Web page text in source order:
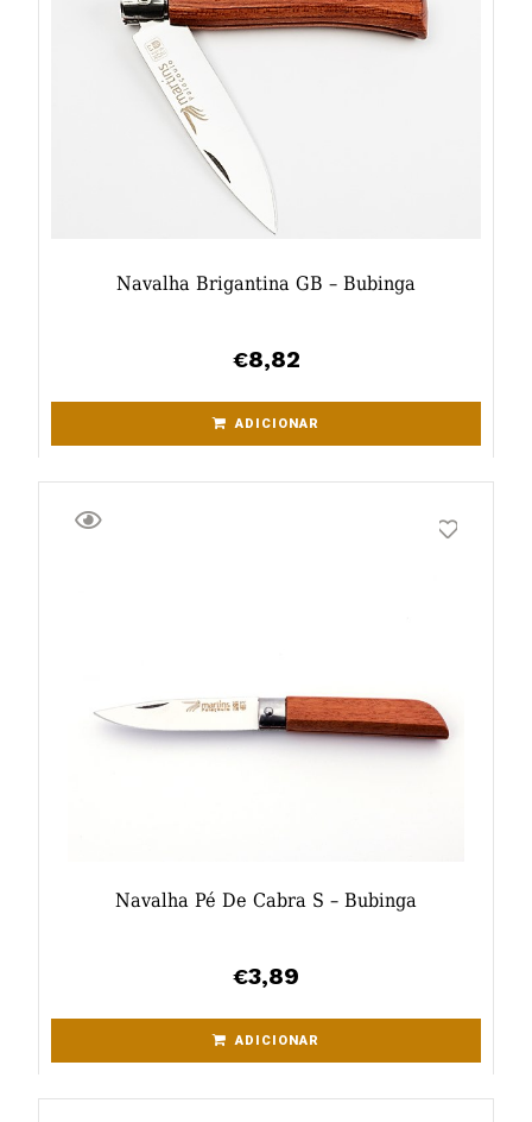
Navalha Brigantina GB – Bubinga
€8,82
ADICIONAR
Navalha Pé De Cabra S – Bubinga
€3,89
ADICIONAR